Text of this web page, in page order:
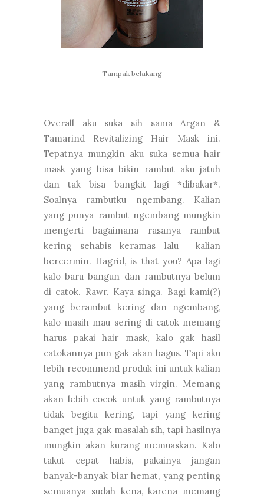
Tampak belakang
Overall aku suka sih sama Argan &
Tamarind Revitalizing Hair Mask ini.
Tepatnya mungkin aku suka semua hair
mask yang bisa bikin rambut aku jatuh
dan tak bisa bangkit lagi *dibakar*.
Soalnya rambutku ngembang. Kalian
yang punya rambut ngembang mungkin
mengerti bagaimana rasanya rambut
kering sehabis keramas lalu kalian
bercermin. Hagrid, is that you? Apa lagi
kalo baru bangun dan rambutnya belum
di catok. Rawr. Kaya singa. Bagi kami(?)
yang berambut kering dan ngembang,
kalo masih mau sering di catok memang
harus pakai hair mask, kalo gak hasil
catokannya pun gak akan bagus. Tapi aku
lebih recommend produk ini untuk kalian
yang rambutnya masih virgin. Memang
akan lebih cocok untuk yang rambutnya
tidak begitu kering, tapi yang kering
banget juga gak masalah sih, tapi hasilnya
mungkin akan kurang memuaskan. Kalo
takut cepat habis, pakainya jangan
banyak-banyak biar hemat, yang penting
semuanya sudah kena, karena memang